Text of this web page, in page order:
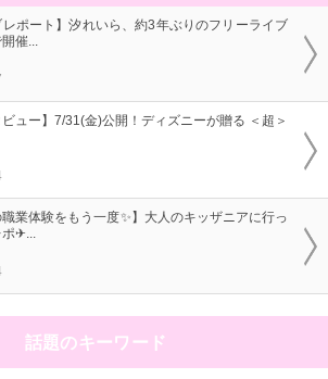
レポート】汐れいら、約3年ぶりのフリーライブ
催...
ビュー】7/31(金)公開！ディズニーが贈る ＜超＞
職業体験をもう一度✨】大人のキッザニアに行っ
✈...
話題のキーワード